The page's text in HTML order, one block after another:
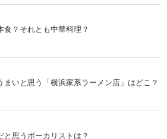
食？それとも中華料理？
まいと思う「横浜家系ラーメン店」はどこ？
と思うボーカリストは？